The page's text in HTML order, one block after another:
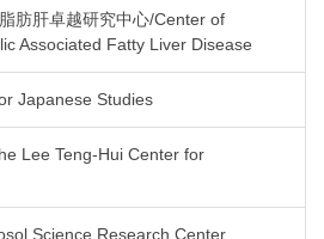
肪肝卓越研究中心/Center of
Associated Fatty Liver Disease
Japanese Studies
Lee Teng-Hui Center for
Science Research Center